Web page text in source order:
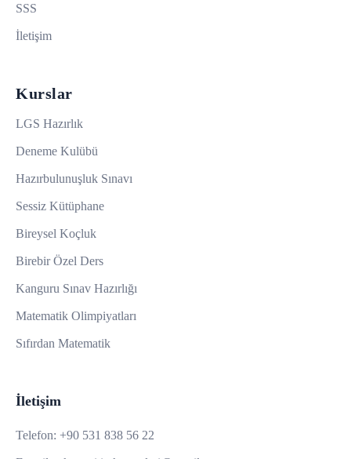
SSS
İletişim
Kurslar
LGS Hazırlık
Deneme Kulübü
Hazırbulunuşluk Sınavı
Sessiz Kütüphane
Bireysel Koçluk
Birebir Özel Ders
Kanguru Sınav Hazırlığı
Matematik Olimpiyatları
Sıfırdan Matematik
İletişim
Telefon: +90 531 838 56 22